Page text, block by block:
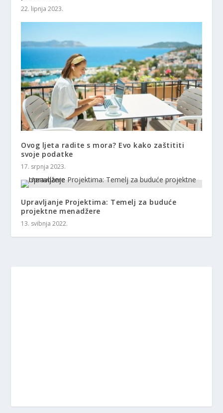
22. lipnja 2023.
Ovog ljeta radite s mora? Evo kako zaštititi
svoje podatke
17. srpnja 2023.
Upravljanje Projektima: Temelj za buduće
projektne menadžere
13. svibnja 2022.